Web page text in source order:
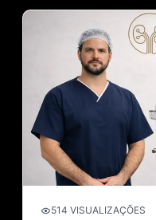
514 VISUALIZAÇÕES